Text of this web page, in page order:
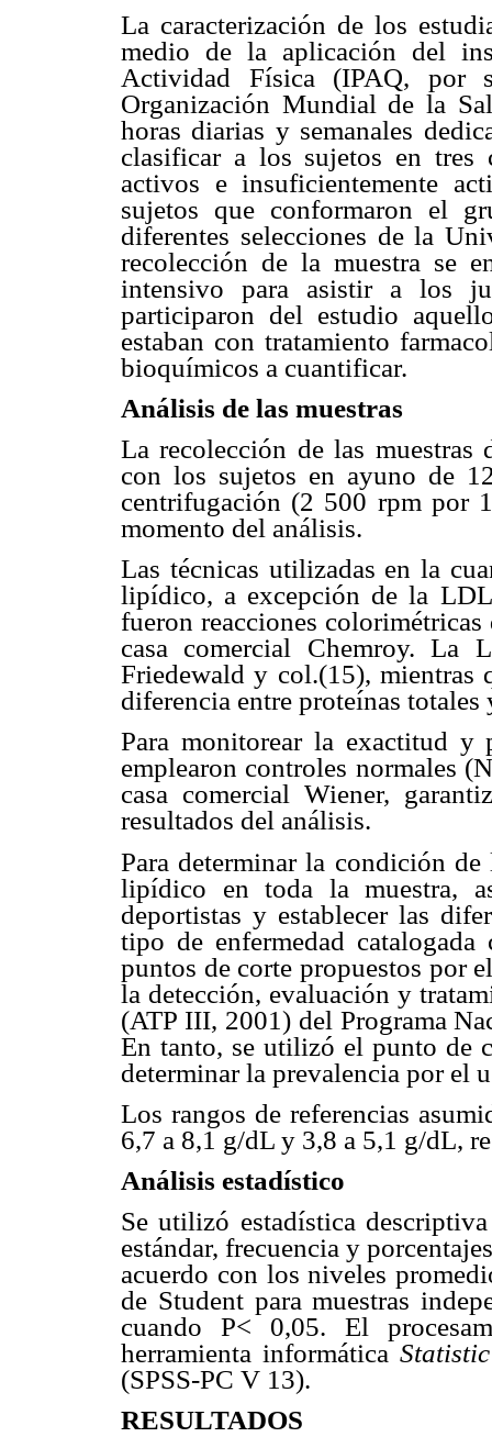
La caracterización de los
medio de la aplicación del
Actividad Física (IPAQ,
Organización Mundial de la
horas diarias y semanales
clasificar a los sujetos en tres
activos e insuficientemente
sujetos que conformaron el
diferentes selecciones de la
recolección de la muestra se
intensivo para asistir a los
participaron del estudio
estaban con tratamiento
bioquímicos a cuantificar.
Análisis de las muestras
La recolección de las muestras
con los sujetos en ayuno de
centrifugación (2 500 rpm por
momento del análisis.
Las técnicas utilizadas en la
lipídico, a excepción de la
fueron reacciones
casa comercial Chemroy. La
Friedewald y col.(15), mientras
diferencia entre proteínas totales
Para monitorear la exactitud y
emplearon controles normales
casa comercial Wiener,
resultados del análisis.
Para determinar la condición
lipídico en toda la muestra,
deportistas y establecer las
tipo de enfermedad
puntos de corte propuestos por
la detección, evaluación y
(ATP III, 2001) del Programa
En tanto, se utilizó el punto de
determinar la prevalencia por el
Los rangos de referencias
6,7 a 8,1 g/dL y 3,8 a 5,1 g/dL,
Análisis estadístico
Se utilizó estadística
estándar, frecuencia y
acuerdo con los niveles
de Student para muestras
cuando P< 0,05. El
herramienta informática 
(SPSS-PC V 13).
RESULTADOS